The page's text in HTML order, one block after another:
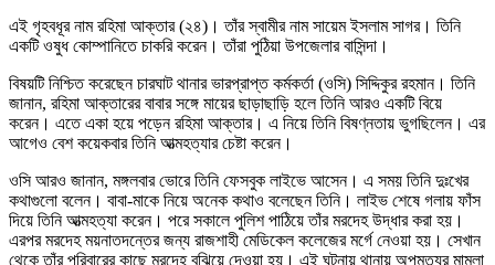
এই গৃহবধূর নাম রহিমা আক্তার (২৪)। তাঁর স্বামীর নাম সায়েম ইসলাম সাগর। তিনি
একটি ওষুধ কোম্পানিতে চাকরি করেন। তাঁরা পুঠিয়া উপজেলার বাসিন্দা।
বিষয়টি নিশ্চিত করেছেন চারঘাট থানার ভারপ্রাপ্ত কর্মকর্তা (ওসি) সিদ্দিকুর রহমান। তিনি
জানান, রহিমা আক্তারের বাবার সঙ্গে মায়ের ছাড়াছাড়ি হলে তিনি আরও একটি বিয়ে
করেন। এতে একা হয়ে পড়েন রহিমা আক্তার। এ নিয়ে তিনি বিষণ্নতায় ভুগছিলেন। এর
আগেও বেশ কয়েকবার তিনি আত্মহত্যার চেষ্টা করেন।
ওসি আরও জানান, মঙ্গলবার ভোরে তিনি ফেসবুক লাইভে আসেন। এ সময় তিনি দুঃখের
কথাগুলো বলেন। বাবা-মাকে নিয়ে অনেক কথাও বলেছেন তিনি। লাইভ শেষে গলায় ফাঁস
দিয়ে তিনি আত্মহত্যা করেন। পরে সকালে পুলিশ পাঠিয়ে তাঁর মরদেহ উদ্ধার করা হয়।
এরপর মরদেহ ময়নাতদন্তের জন্য রাজশাহী মেডিকেল কলেজের মর্গে নেওয়া হয়। সেখান
থেকে তাঁর পরিবারের কাছে মরদেহ বুঝিয়ে দেওয়া হয়। এই ঘটনায় থানায় অপমৃত্যুর মামলা